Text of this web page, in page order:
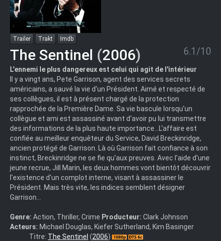
Trailer Trakt Imdb
The Sentinel (2006) 6.1/10
L'ennemi le plus dangereux est celui qui agit de l'intérieur
Il y a vingt ans, Pete Garrison, agent des services secrets
américains, a sauvé la vie d'un Président. Aimé et respecté de
ses collègues, il est à présent chargé de la protection
rapprochée de la Première Dame. Sa vie bascule lorsqu'un
collègue et ami est assassiné avant d'avoir pu lui transmettre
des informations de la plus haute importance...L'affaire est
confiée au meilleur enquêteur du Service, David Breckinridge,
ancien protégé de Garrison. Là où Garrison fait confiance à son
instinct, Breckinridge ne se fie qu'aux preuves. Avec l'aide d'une
jeune recrue, Jill Marin, les deux hommes vont bientôt découvrir
l'existence d'un complot interne, visant à assassiner le
Président. Mais très vite, les indices semblent désigner
Garrison...
Genre: Action, Thriller, Crime Producteur: Clark Johnson
Acteurs: Michael Douglas, Kiefer Sutherland, Kim Basinger
ReleaseTitre: The Sentinel (2006)